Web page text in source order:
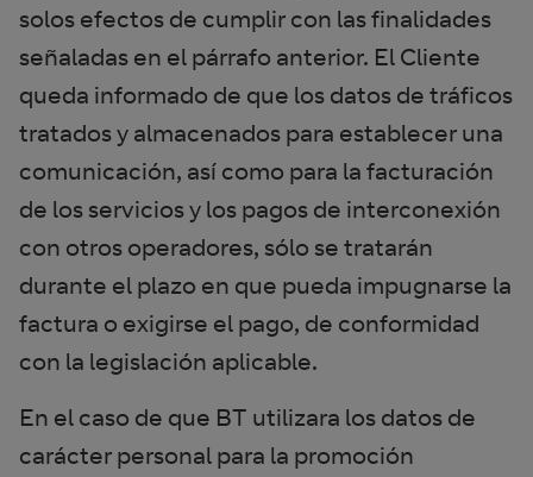
solos efectos de cumplir con las finalidades
señaladas en el párrafo anterior. El Cliente
queda informado de que los datos de tráficos
tratados y almacenados para establecer una
comunicación, así como para la facturación
de los servicios y los pagos de interconexión
con otros operadores, sólo se tratarán
durante el plazo en que pueda impugnarse la
factura o exigirse el pago, de conformidad
con la legislación aplicable.
En el caso de que BT utilizara los datos de
carácter personal para la promoción